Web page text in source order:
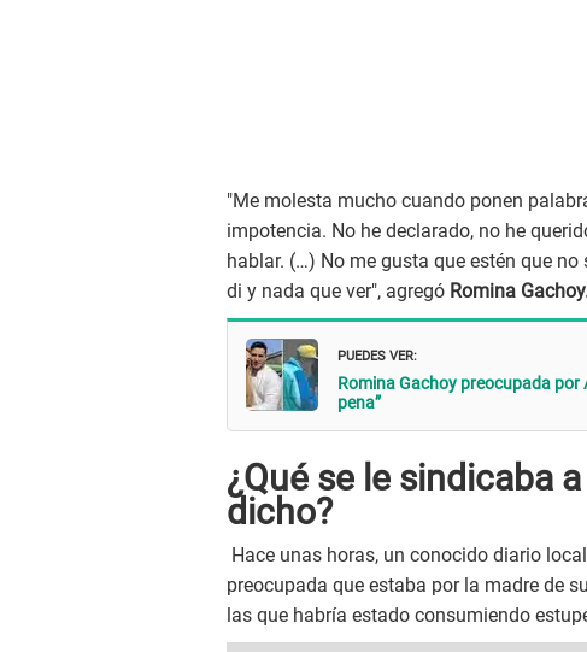
"Me molesta mucho cuando ponen
impotencia. No he declarado, no he
hablar. (…) No me gusta que estén que
di y nada que ver", agregó Romina
PUEDES VER:
Romina Gachoy preocupada por
pena”
¿Qué se le sindicaba
dicho?
Hace unas horas, un conocido diario
preocupada que estaba por la madre de
las que habría estado consumiendo